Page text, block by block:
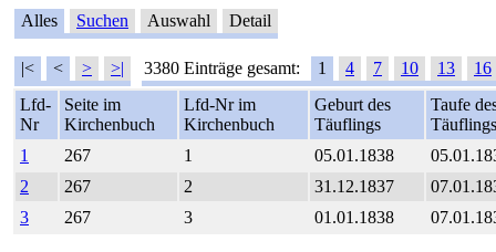
Alles Suchen Auswahl Detail
|< < > >| 3380 Einträge gesamt: 1 4 7 10 13
16
Lfd-
Nr
Seite im
Kirchenbuch
Lfd-Nr im
Kirchenbuch
Geburt des
Täuflings
Taufe
Täuflings
1
267 1 05.01.1838
2
267 2 31.12.1837
3
267 3 01.01.1838